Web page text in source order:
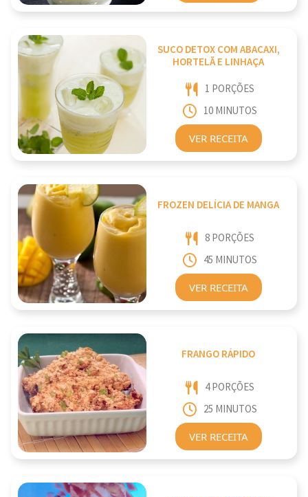
SUCO DETOX COM ABACAXI,
HORTELÃ E LINHAÇA
1 PORÇÕES
10 MINUTOS
VER RECEITA
FROZEN DELÍCIA DE MANGA
8 PORÇÕES
45 MINUTOS
VER RECEITA
FRANGO RÁPIDO
4 PORÇÕES
25 MINUTOS
VER RECEITA